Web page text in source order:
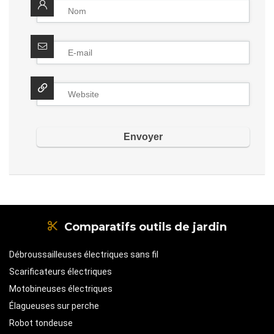
Comparatifs outils de jardin
Débroussailleuses électriques sans fil
Scarificateurs électriques
Motobineuses électriques
Élagueuses sur perche
Robot tondeuse